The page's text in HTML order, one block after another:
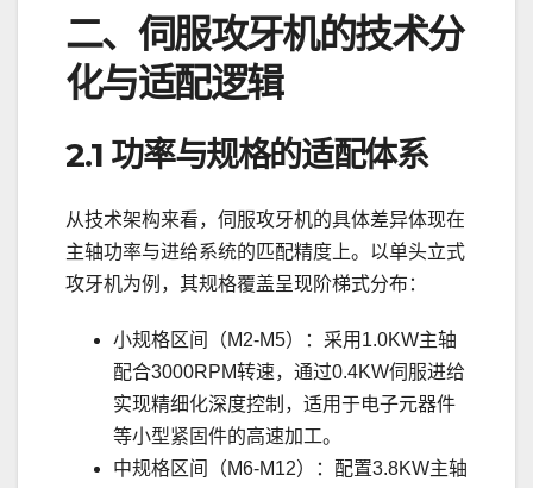
二、伺服攻牙机的技术分
化与适配逻辑
2.1 功率与规格的适配体系
从技术架构来看，伺服攻牙机的具体差异体现在
主轴功率与进给系统的匹配精度上。以单头立式
攻牙机为例，其规格覆盖呈现阶梯式分布：
小规格区间（M2-M5）：采用1.0KW主轴
配合3000RPM转速，通过0.4KW伺服进给
实现精细化深度控制，适用于电子元器件
等小型紧固件的高速加工。
中规格区间（M6-M12）：配置3.8KW主轴